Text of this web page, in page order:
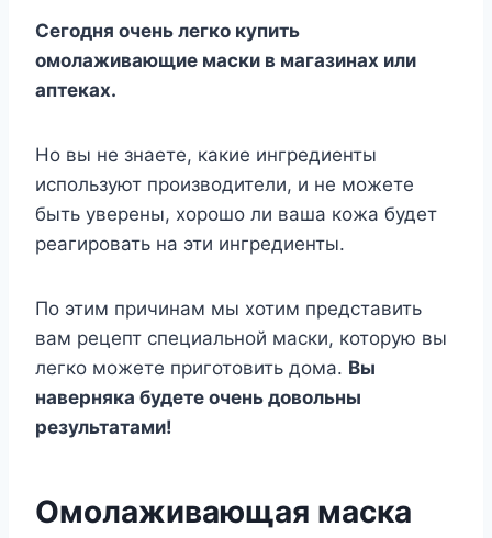
Сегодня очень легко купить
омолаживающие маски в магазинах или
аптеках.
Но вы не знаете, какие ингредиенты
используют производители, и не можете
быть уверены, хорошо ли ваша кожа будет
реагировать на эти ингредиенты.
По этим причинам мы хотим представить
вам рецепт специальной маски, которую вы
легко можете приготовить дома. Вы
наверняка будете очень довольны
результатами!
Омолаживающая маска